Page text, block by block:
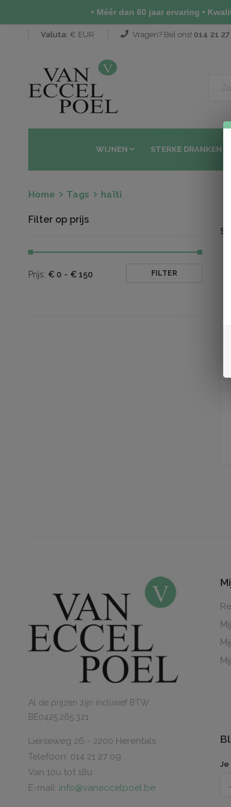
Valuta: € EUR Vragen? Bel ons! 014 21
WIJNEN STERKE DRANKEN
Home Tags haïti
Filter op prijs
Prijs: € 0 - €150 FILTER
Al de prijzen zijn inclusief BTW.
BE0425.265.321
Lierseweg 26 - 2200 Herentals
Telefoon: 014 21 27 09
Van 10u tot 18u
E-mail: info@vaneccelpoel.be
Je
• Méér dan 60 jaar ervaring •